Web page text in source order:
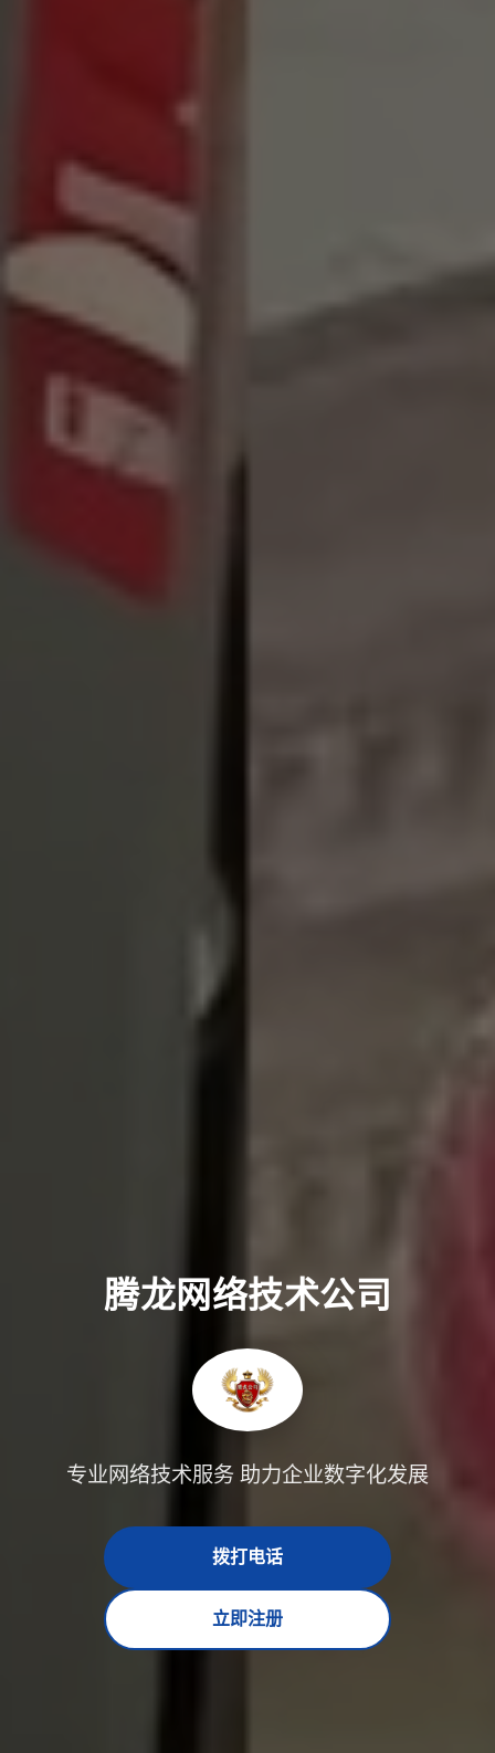
腾龙网络技术公司
专业网络技术服务 助力企业数字化发展
拨打电话
立即注册